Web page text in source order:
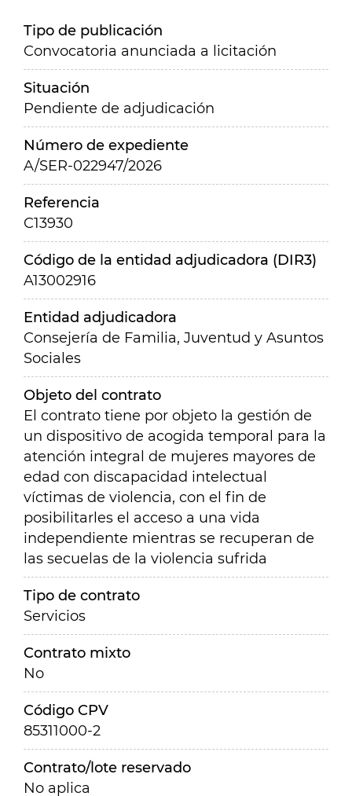
Tipo de publicación
Convocatoria anunciada a licitación
Situación
Pendiente de adjudicación
Número de expediente
A/SER-022947/2026
Referencia
C13930
Código de la entidad adjudicadora (DIR3)
A13002916
Entidad adjudicadora
Consejería de Familia, Juventud y Asuntos
Sociales
Objeto del contrato
El contrato tiene por objeto la gestión de
un dispositivo de acogida temporal para la
atención integral de mujeres mayores de
edad con discapacidad intelectual
víctimas de violencia, con el fin de
posibilitarles el acceso a una vida
independiente mientras se recuperan de
las secuelas de la violencia sufrida
Tipo de contrato
Servicios
Contrato mixto
No
Código CPV
85311000-2
Contrato/lote reservado
No aplica